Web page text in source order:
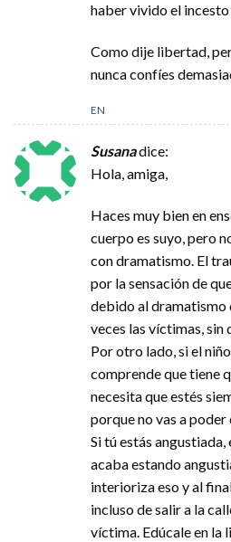
haber vivido el
Como dije libertad,
nunca confíes
EN
Susanadice:
Hola, amiga,
Haces muy bien en
cuerpo es suyo, pero
con dramatismo. El
por la sensación de
debido al dramatismo
veces las víctimas, sin
Por otro lado, si el
comprende que tiene
necesita que estés
porque no vas a
Si tú estás angustiada,
acaba estando
interioriza eso y al
incluso de salir a la
víctima. Edúcale en la